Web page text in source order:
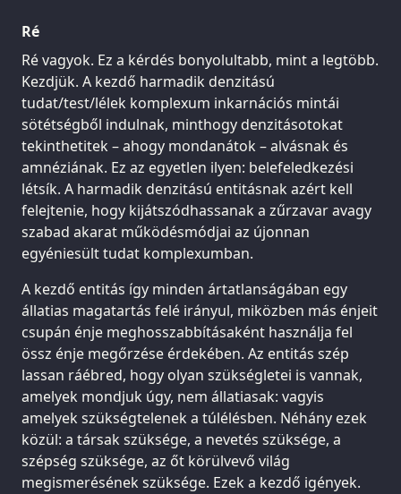
Ré
Ré vagyok. Ez a kérdés bonyolultabb, mint a legtöbb.
Kezdjük. A kezdő harmadik denzitású
tudat/test/lélek komplexum inkarnációs mintái
sötétségből indulnak, minthogy denzitásotokat
tekinthetitek – ahogy mondanátok – alvásnak és
amnéziának. Ez az egyetlen ilyen: belefeledkezési
létsík. A harmadik denzitású entitásnak azért kell
felejtenie, hogy kijátszódhassanak a zűrzavar avagy
szabad akarat működésmódjai az újonnan
egyéniesült tudat komplexumban.
A kezdő entitás így minden ártatlanságában egy
állatias magatartás felé irányul, miközben más énjeit
csupán énje meghosszabbításaként használja fel
össz énje megőrzése érdekében. Az entitás szép
lassan ráébred, hogy olyan szükségletei is vannak,
amelyek mondjuk úgy, nem állatiasak: vagyis
amelyek szükségtelenek a túlélésben. Néhány ezek
közül: a társak szüksége, a nevetés szüksége, a
szépség szüksége, az őt körülvevő világ
megismerésének szüksége. Ezek a kezdő igények.